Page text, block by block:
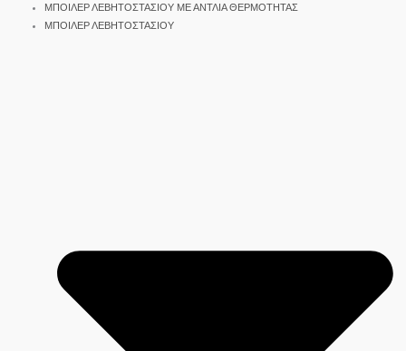
ΜΠΟΙΛΕΡ ΛΕΒΗΤΟΣΤΑΣΙΟΥ ΜΕ ΑΝΤΛΙΑ ΘΕΡΜΟΤΗΤΑΣ
ΜΠΟΙΛΕΡ ΛΕΒΗΤΟΣΤΑΣΙΟΥ